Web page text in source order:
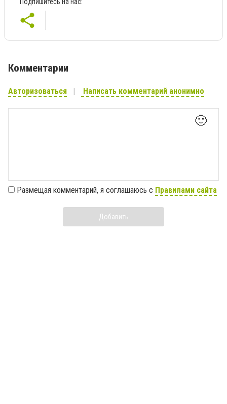
Комментарии
Авторизоваться Написать комментарий анонимно
🙂
Размещая комментарий, я соглашаюсь с Правилами сайта
Добавить